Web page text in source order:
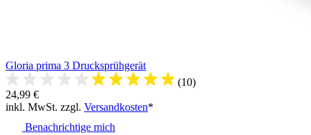
Gloria prima 3 Drucksprühgerät
(10)
24,99 €
inkl. MwSt. zzgl. Versandkosten*
Benachrichtige mich